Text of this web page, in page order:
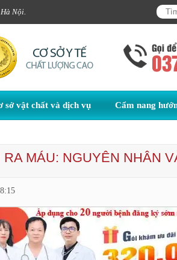
Nội.
sở vật chất và dịch vụ Cẩm nang
RA MÁU: NGUYÊN NHÂN